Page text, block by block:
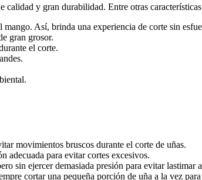
y gran durabilidad. Entre otras
Así, brinda una experiencia de corte sin
gran grosor.
el corte.
movimientos bruscos durante el corte de uñas.
adecuada para evitar cortes excesivos.
sin ejercer demasiada presión para evitar lastimar
cortar una pequeña porción de uña a la vez